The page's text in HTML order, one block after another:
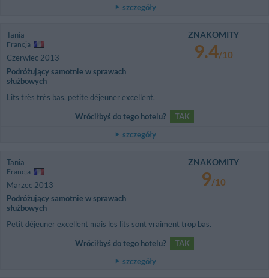
szczegóły
Tania
Francja
Czerwiec 2013
Podróżujący samotnie w sprawach
służbowych
ZNAKOMITY
9.4/10
Lits très très bas, petite déjeuner excellent.
Wróciłbyś do tego hotelu?
TAK
szczegóły
Tania
Francja
Marzec 2013
Podróżujący samotnie w sprawach
służbowych
ZNAKOMITY
9/10
Petit déjeuner excellent mais les lits sont vraiment trop bas.
Wróciłbyś do tego hotelu?
TAK
szczegóły